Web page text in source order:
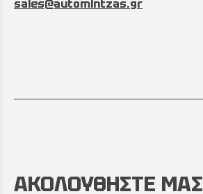
sales@automintzas.gr
ΑΚΟΛΟΥΘΗΣΤΕ ΜΑΣ